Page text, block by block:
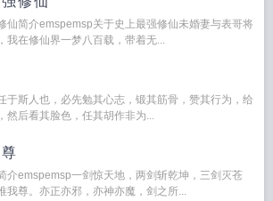
仙简介emspemsp关于史上最强修仙未婚妻与表哥将
我在修仙界一梦八百载，带着无...
于斯人也，必先勉其心志，锻其筋骨，赞其行为，给
然后看其脸色，任其胡作非为...
介emspemsp一剑惊天地，两剑斩乾坤，三剑灭苍
我尊。亦正亦邪，亦神亦魔，剑之所...